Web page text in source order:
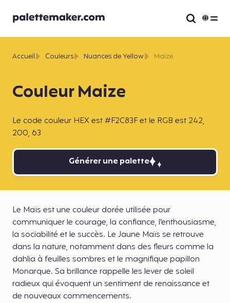
Couleur Maize
Le code couleur HEX est #F2C83F et le RGB est 242,
200, 63
Accueil Couleurs Nuances de Yellow Maize
Générer une palette
Le Maïs est une couleur dorée utilisée pour
communiquer le courage, la confiance, l'enthousiasme,
la sociabilité et le succès. Le Jaune Maïs se retrouve
dans la nature, notamment dans des fleurs comme la
dahlia à feuilles sombres et le magnifique papillon
Monarque. Sa brillance rappelle les lever de soleil
radieux qui évoquent un sentiment de renaissance et
de nouveaux commencements.